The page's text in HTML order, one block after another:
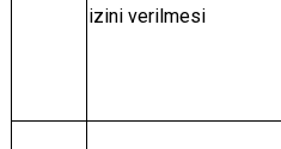
izini verilmesi